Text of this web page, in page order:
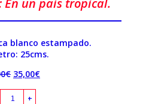
En un país tropical.
blanco estampado.
25cms.
€ 35,00€
+